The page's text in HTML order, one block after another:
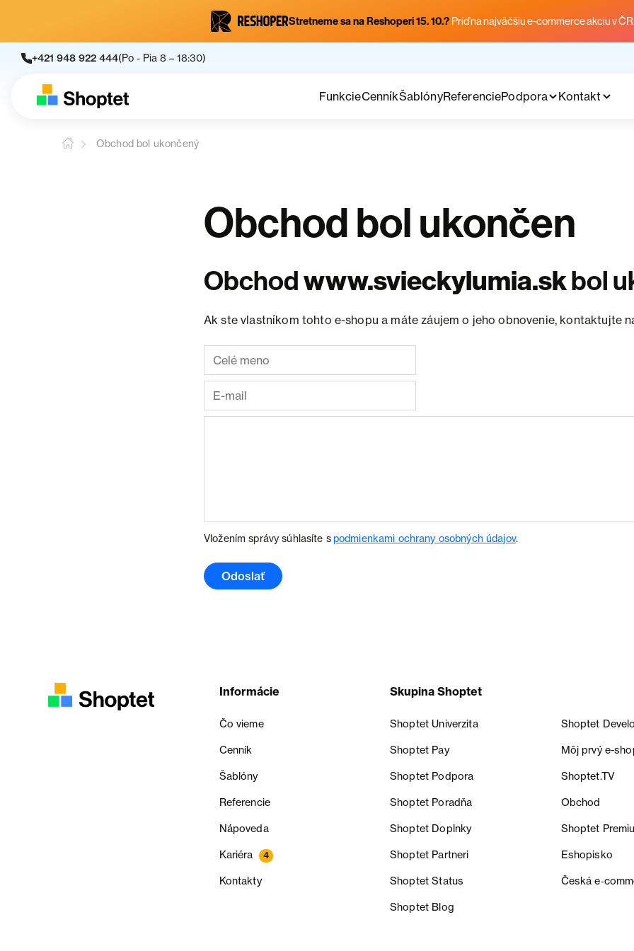
Stretneme sa na Reshoperi 15. 10.? Príď na najväčšiu e-commerce akciu v
+421 948 922 444(Po - Pia 8 – 18:30)
FunkcieCenníkŠablónyReferenciePodpora Kontakt
Obchod bol ukončený
Obchod bol ukončen
Obchodwww.svieckylumia.skbol
Ak ste vlastníkom tohto e-shopu a máte záujem o jeho obnovenie, kontaktujte
Vložením správy súhlasíte spodmienkami ochrany osobných údajov.
Odoslať
Informácie
Čo vieme
Cenník
Šablóny
Referencie
Nápoveda
Kariéra 4
Kontakty
Skupina Shoptet
Shoptet Univerzita Shoptet
Shoptet Pay Môj prvý e-
Shoptet Podpora Shoptet.TV
Shoptet Poradňa Obchod
Shoptet Doplnky Shoptet
Shoptet Partneri Eshopisko
Shoptet Status Česká
Shoptet Blog